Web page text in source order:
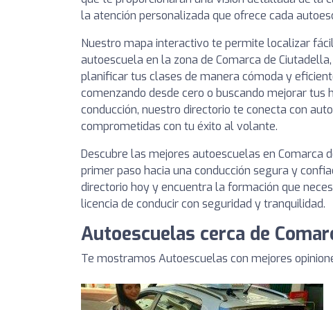
la atención personalizada que ofrece cada
Nuestro mapa interactivo te permite localizar
autoescuela en la zona de Comarca de
planificar tus clases de manera cómoda y
comenzando desde cero o buscando mejorar tus
conducción, nuestro directorio te conecta con
comprometidas con tu éxito al volante.
Descubre las mejores autoescuelas en Comarca
primer paso hacia una conducción segura y
directorio hoy y encuentra la formación que
licencia de conducir con seguridad y tranquilidad.
Autoescuelas cerca de
Te mostramos Autoescuelas con mejores